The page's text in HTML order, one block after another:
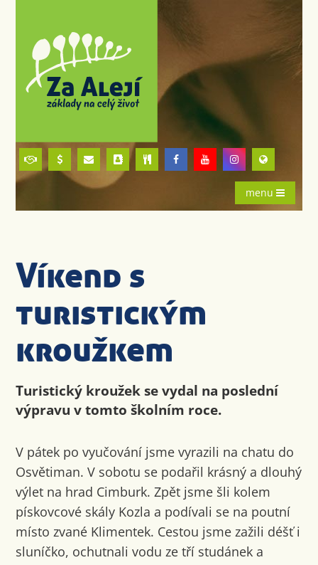
menu
Víkend s
turistickým
kroužkem
Turistický kroužek se vydal na poslední
výpravu v tomto školním roce.
V pátek po vyučování jsme vyrazili na chatu do
Osvětiman. V sobotu se podařil krásný a dlouhý
výlet na hrad Cimburk. Zpět jsme šli kolem
pískovcové skály Kozla a podívali se na poutní
místo zvané Klimentek. Cestou jsme zažili déšť i
sluníčko, ochutnali vodu ze tří studánek a